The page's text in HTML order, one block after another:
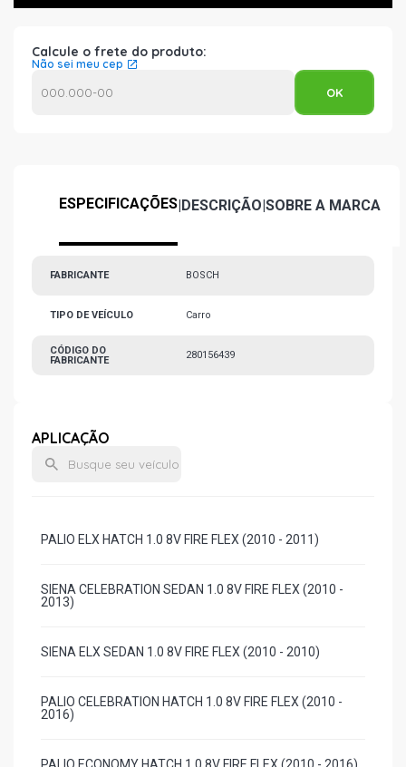
Calcule o frete do produto:
Não sei meu cep
ESPECIFICAÇÕES|DESCRIÇÃO|SOBRE A MARCA
FABRICANTE BOSCH
TIPO DE VEÍCULO Carro
CÓDIGO DO
FABRICANTE
280156439
APLICAÇÃO
PALIO ELX HATCH 1.0 8V FIRE FLEX (2010 - 2011)
SIENA CELEBRATION SEDAN 1.0 8V FIRE FLEX (2010 -
2013)
SIENA ELX SEDAN 1.0 8V FIRE FLEX (2010 - 2010)
PALIO CELEBRATION HATCH 1.0 8V FIRE FLEX (2010 -
2016)